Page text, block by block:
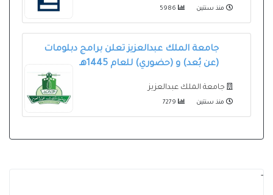
منذ سنتين
جامعة الملك عبدالعزيز تعلن برامج دبلومات
(عن بُعد) و (حضوري) للعام 1445هـ
جامعة الملك عبدالعزيز
منذ سنتين
-